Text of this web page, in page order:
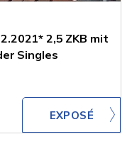
2,5 ZKB mit
Singles